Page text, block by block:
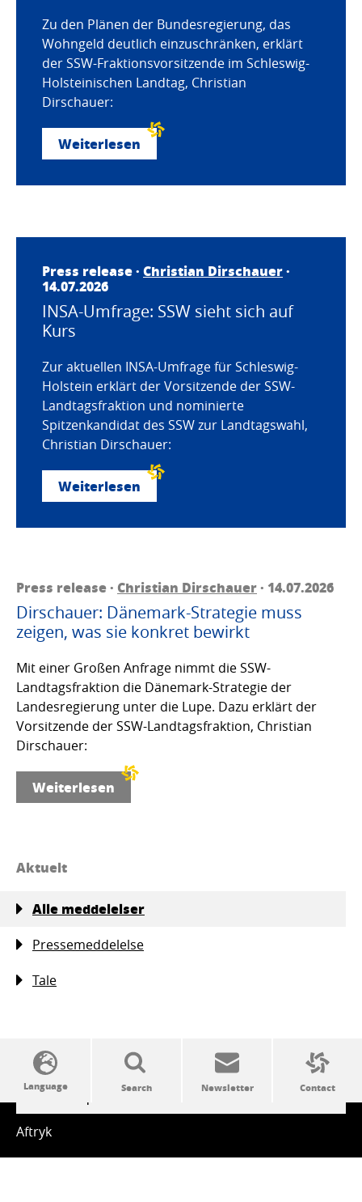
Zu den Plänen der Bundesregierung, das
Wohngeld deutlich einzuschränken, erklärt
der SSW-Fraktionsvorsitzende im Schleswig-
Holsteinischen Landtag, Christian
Dirschauer:
Weiterlesen
Press release · Christian Dirschauer·
14.07.2026
INSA-Umfrage: SSW sieht sich auf
Kurs
Zur aktuellen INSA-Umfrage für Schleswig-
Holstein erklärt der Vorsitzende der SSW-
Landtagsfraktion und nominierte
Spitzenkandidat des SSW zur Landtagswahl,
Christian Dirschauer:
Weiterlesen
Press release · Christian Dirschauer· 14.07.2026
Dirschauer: Dänemark-Strategie muss
zeigen, was sie konkret bewirkt
Mit einer Großen Anfrage nimmt die SSW-
Landtagsfraktion die Dänemark-Strategie der
Landesregierung unter die Lupe. Dazu erklärt der
Vorsitzende der SSW-Landtagsfraktion, Christian
Dirschauer:
Weiterlesen
Aktuelt
Alle meddelelser
Pressemeddelelse
Tale
SSW politics from A to Z
Aftryk